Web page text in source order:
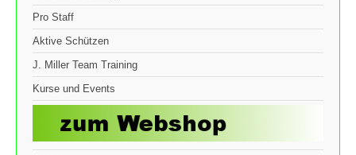
Pro Staff
Aktive Schützen
J. Miller Team Training
Kurse und Events